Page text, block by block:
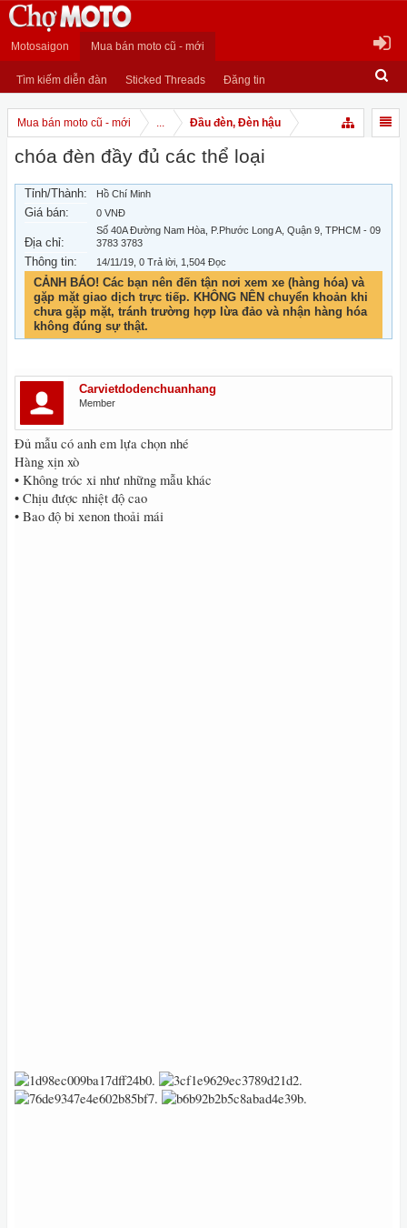
Motosaigon Mua bán moto cũ - mới
Tìm kiếm diễn đàn Sticked Threads Đăng tin
Mua bán moto cũ - mới ... Đầu đèn, Đèn hậu
chóa đèn đầy đủ các thể loại
Tỉnh/Thành: Hồ Chí Minh
Giá bán: 0 VNĐ
Địa chỉ:
Số 40A Đường Nam Hòa, P.Phước Long A, Quận 9, TPHCM - 09
3783 3783
Thông tin: 14/11/19 , 0 Trả lời, 1,504 Đọc
CẢNH BÁO! Các bạn nên đến tận nơi xem xe (hàng hóa) và
gặp mặt giao dịch trực tiếp. KHÔNG NÊN chuyển khoản khi
chưa gặp mặt, tránh trường hợp lừa đảo và nhận hàng hóa
không đúng sự thật.
Carvietdodenchuanhang
Member
Đủ mẫu có anh em lựa chọn nhé
Hàng xịn xò
• Không tróc xi như những mẫu khác
• Chịu được nhiệt độ cao
• Bao độ bi xenon thoải mái